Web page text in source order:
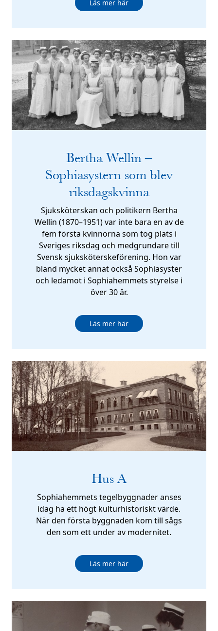
Läs mer här
Bertha Wellin –
Sophiasystern som blev
riksdagskvinna
Sjuksköterskan och politikern Bertha
Wellin (1870–1951) var inte bara en av de
fem första kvinnorna som tog plats i
Sveriges riksdag och medgrundare till
Svensk sjuksköterskeförening. Hon var
bland mycket annat också Sophiasyster
och ledamot i Sophiahemmets styrelse i
över 30 år.
Läs mer här
Hus A
Sophiahemmets tegelbyggnader anses
idag ha ett högt kulturhistoriskt värde.
När den första byggnaden kom till sågs
den som ett under av modernitet.
Läs mer här